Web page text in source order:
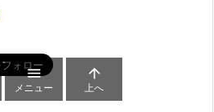

メニュー

上へ